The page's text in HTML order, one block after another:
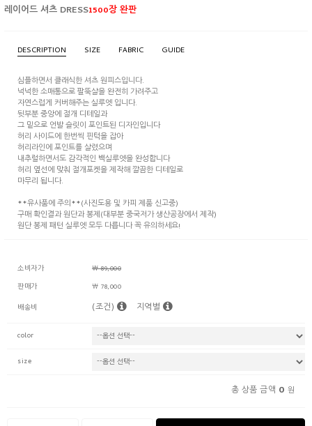
레이어드 셔츠 DRESS1500장 완판
DESCRIPTION SIZE FABRIC GUIDE
심플하면서 클래식한 셔츠 원피스입니다.
넉넉한 소매통으로 팔뚝살을 완전히 가려주고
자연스럽게 커버해주는 실루엣 입니다.
뒷부분 중앙에 절개 디테일과
그 밑으로 언발 슬릿이 포인트된 디자인입니다
허리 사이드에 한번씩 핀턱을 잡아
허리라인에 포인트를 살렸으며
내추럴하면서도 감각적인 백실루엣을 완성합니다
허리 옆선에 맞춰 절개포켓을 제작해 깔끔한 디테일로
마무리 됩니다.
**유사품에 주의**(사진도용 및 카피 제품 신고중)
구매 확인결과 원단과 봉제(대부분 중국저가 생산공장에서 제작)
원단 봉제 패턴 실루엣 모두 다릅니다 꼭 유의하세요!
소비자가
￦ 89,000
판매가
￦ 78,000
배송비
(조건) 지역별
color
size
총 상품 금액 0 원